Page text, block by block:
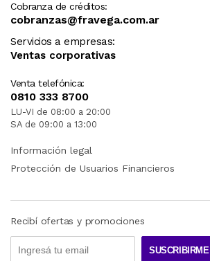
Cobranza de créditos:
cobranzas@fravega.com.ar
Servicios a empresas:
Ventas corporativas
Venta telefónica:
0810 333 8700
LU-VI de 08:00 a 20:00
SA de 09:00 a 13:00
Información legal
Protección de Usuarios Financieros
Recibí ofertas y promociones
SUSCRIBIRME